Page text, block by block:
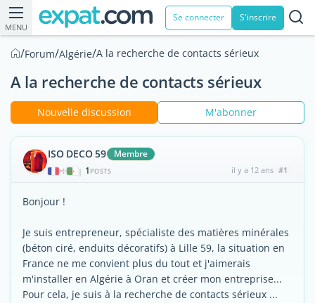
MENU
Se connecter S'inscrire
/Forum/Algérie/A la recherche de contacts sérieux
A la recherche de contacts sérieux
Nouvelle discussion M'abonner
ISO DECO 59 Membre
| 1 POSTS il y a 12 ans #1
Bonjour !
Je suis entrepreneur, spécialiste des matières minérales
(béton ciré, enduits décoratifs) à Lille 59, la situation en
France ne me convient plus du tout et j'aimerais
m'installer en Algérie à Oran et créer mon entreprise...
Pour cela, je suis à la recherche de contacts sérieux ...